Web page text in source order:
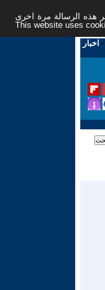
هذه الرسالة مرة اخرى -
This website uses
- اخبار